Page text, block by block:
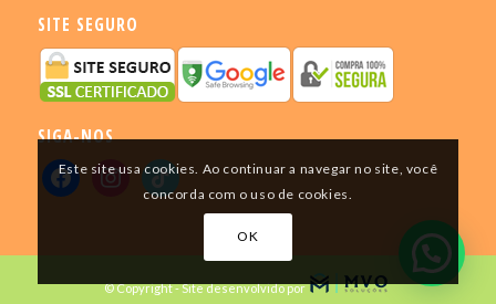
SITE SEGURO
SIGA-NOS
© Copyright - Site desenvolvido por
Este site usa cookies. Ao continuar a navegar no site, você
concorda com o uso de cookies.
OK